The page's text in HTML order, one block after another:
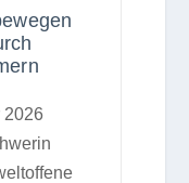
2026